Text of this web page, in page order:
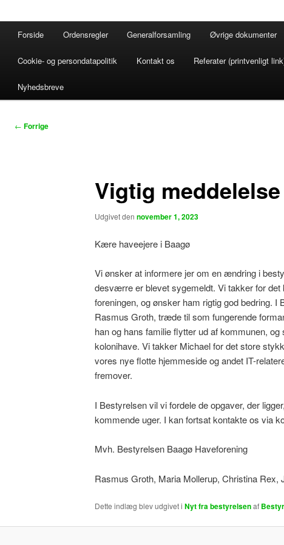
Forside Ordensregler Generalforsamling Øvrige dokumenter
Cookie- og persondatapolitik Kontakt os Referater (printvenligt
Nyhedsbreve
Indlægsnavigation
← Forrige
Vigtig
Udgivet den november 1, 2023
Kære haveejere i Baagø
Vi ønsker at informere jer om en ændring i
desværre er blevet sygemeldt. Vi takker for
foreningen, og ønsker ham rigtig god bedring.
Rasmus Groth, træde til som fungerende
han og hans familie flytter ud af kommunen,
kolonihave. Vi takker Michael for det store
vores nye flotte hjemmeside og andet IT-
fremover.
I Bestyrelsen vil vi fordele de opgaver, der
kommende uger. I kan fortsat kontakte os via
Mvh. Bestyrelsen Baagø Haveforening
Rasmus Groth, Maria Mollerup, Christina Rex,
Dette indlæg blev udgivet i Nyt fra bestyrelsenaf